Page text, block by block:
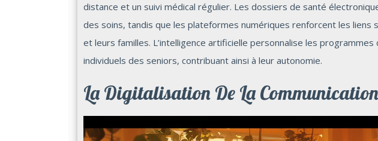
distance et un suivi médical régulier. Les dossiers de santé
des soins, tandis que les plateformes numériques renforcent les liens
et leurs familles. L’intelligence artificielle personnalise les programmes
individuels des seniors, contribuant ainsi à leur autonomie.
La Digitalisation De La Communication